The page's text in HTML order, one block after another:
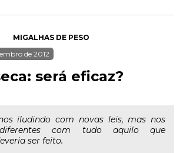
MIGALHAS DE PESO
de 2012
será eficaz?
iludindo com novas leis, mas nos
com tudo aquilo que
ser feito.